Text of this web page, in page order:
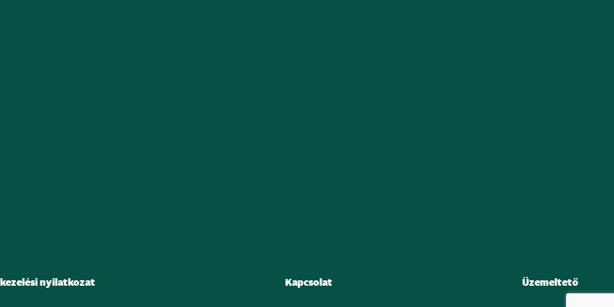
nyilatkozat Kapcsolat Üzemeltető